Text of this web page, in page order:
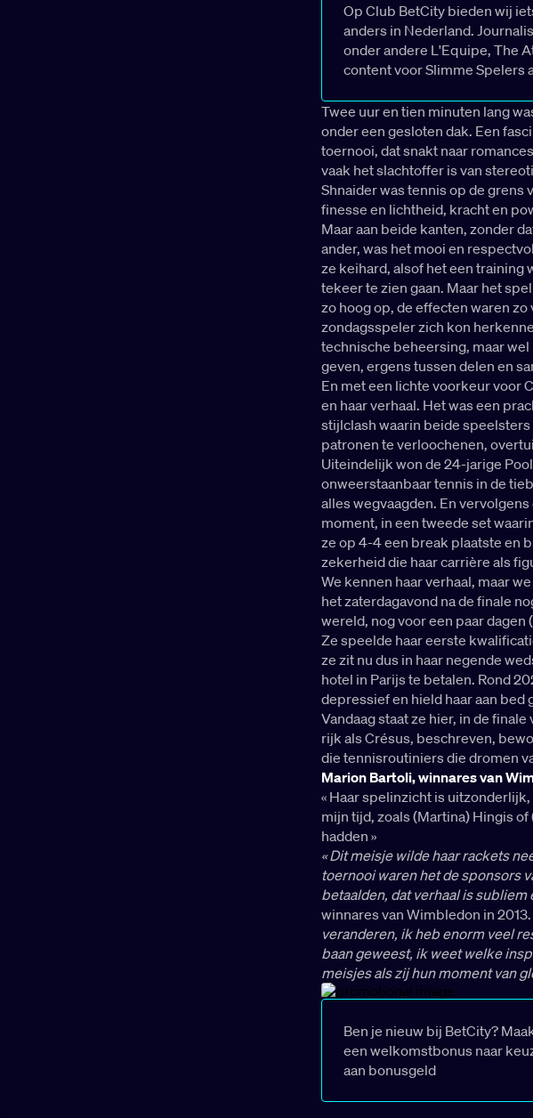
Op Club BetCity bieden wij
anders in Nederland.
onder andere L'Equipe, The
content voor Slimme Spelers
Twee uur en tien minuten lang
onder een gesloten dak. Een
toernooi, dat snakt naar
vaak het slachtoffer is van
Shnaider was tennis op de grens
finesse en lichtheid, kracht en
Maar aan beide kanten, zonder
ander, was het mooi en
ze keihard, alsof het een training
tekeer te zien gaan. Maar het
zo hoog op, de effecten waren
zondagsspeler zich kon
technische beheersing, maar
geven, ergens tussen delen en
En met een lichte voorkeur voor
en haar verhaal. Het was een
stijlclash waarin beide
patronen te verloochenen,
Uiteindelijk won de 24-jarige
onweerstaanbaar tennis in de
alles wegvaagden. En
moment, in een tweede set
ze op 4-4 een break plaatste en
zekerheid die haar carrière als
We kennen haar verhaal, maar
het zaterdagavond na de finale
wereld, nog voor een paar dagen
Ze speelde haar eerste
ze zit nu dus in haar negende
hotel in Parijs te betalen. Rond
depressief en hield haar aan bed
Vandaag staat ze hier, in de
rijk als Crésus, beschreven,
die tennisroutiniers die dromen
Marion Bartoli, winnares van
« Haar spelinzicht is
mijn tijd, zoals (Martina) Hingis
hadden »
« Dit meisje wilde haar rackets
toernooi waren het de sponsors
betaalden, dat verhaal is subliem
winnares van Wimbledon in 2013.
veranderen, ik heb enorm veel
baan geweest, ik weet welke
meisjes als zij hun moment van
Ben je nieuw bij BetCity?
een welkomstbonus naar
aan bonusgeld